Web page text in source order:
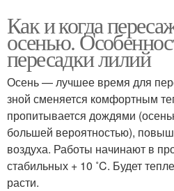
Как и когда
осенью.
пересадки лилий
Осень — лучшее время для
зной сменяется комфортным
пропитывается дождями
большей вероятностью),
воздуха. Работы начинают в
стабильных + 10 ˚C. Будет
расти.